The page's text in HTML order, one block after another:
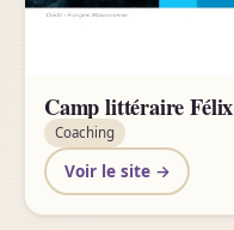
Camp littéraire Félix
Coaching
Voir le site →